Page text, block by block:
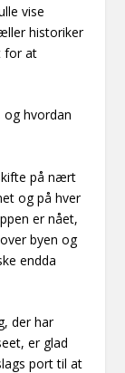
vise
historiker
for at
hvordan
på nært
og på hver
er nået,
byen og
endda
der har
er glad
port til at